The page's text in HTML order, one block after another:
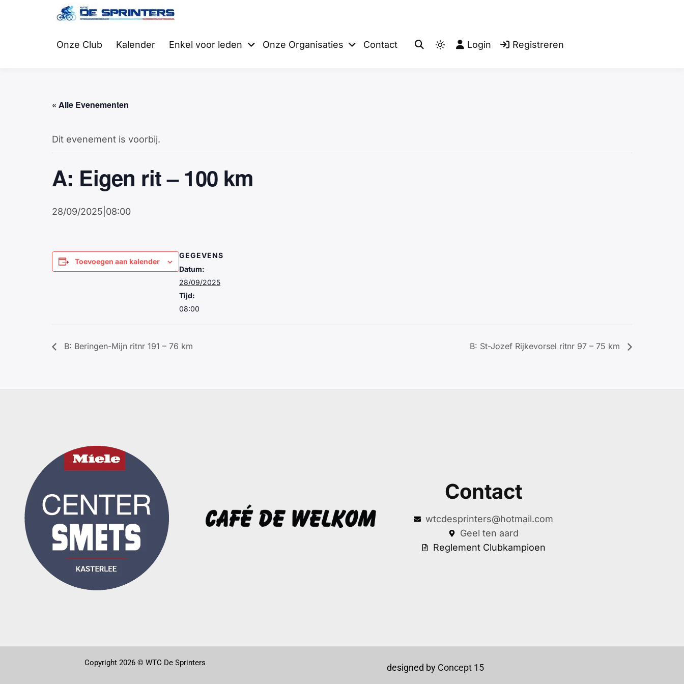
Onze Club Kalender Enkel voor leden Onze Organisaties Contact Login Registreren
« Alle Evenementen
Dit evenement is voorbij.
A: Eigen rit – 100 km
28/09/2025|08:00
Toevoegen aan kalender
GEGEVENS
Datum:
28/09/2025
Tijd:
08:00
B: Beringen-Mijn ritnr 191 – 76 km B: St-Jozef Rijkevorsel ritnr 97 – 75 km
Contact
wtcdesprinters@hotmail.com
Geel ten aard
Reglement Clubkampioen
Copyright 2026 © WTC De Sprinters designed byConcept 15